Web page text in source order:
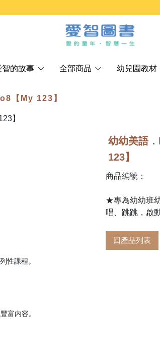
智的故事 全部商品 幼兒園教材
【My 123】
幼幼美語
123】
商品編號：
★專為幼幼班
唱、跳跳，啟
回產品列表
性課程。
富内容。